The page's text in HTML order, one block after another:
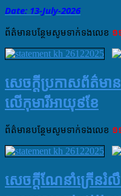
Date: 13-July-2026
ព័ត៌មាន​បន្ថែម​សូម​ទាក់ទង​លេខ​ ១
សេចក្តីប្រកាសព័ត៌ម
លើកុមារីអាយុ៩ខែ
ព័ត៌មាន​បន្ថែម​សូម​ទាក់ទង​លេខ​ ១
សេចក្ដីណែនាំក្រើនរំលឹ